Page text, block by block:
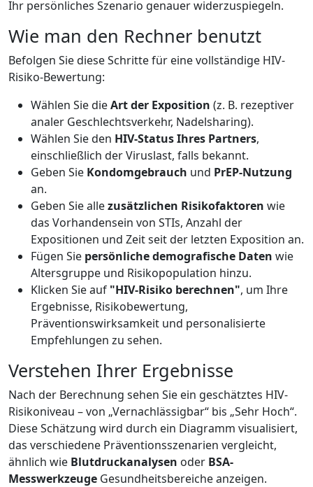
Ihr persönliches Szenario genauer widerzuspiegeln.
Wie man den Rechner benutzt
Befolgen Sie diese Schritte für eine vollständige HIV-
Risiko-Bewertung:
Wählen Sie dieArt der Exposition (z. B. rezeptiver
analer Geschlechtsverkehr, Nadelsharing).
Wählen Sie den HIV-Status Ihres Partners,
einschließlich der Viruslast, falls bekannt.
Geben Sie Kondomgebrauch und PrEP-Nutzung
an.
Geben Sie allezusätzlichen Risikofaktoren wie
das Vorhandensein von STIs, Anzahl der
Expositionen und Zeit seit der letzten Exposition an.
Fügen Sie persönliche demografische Daten wie
Altersgruppe und Risikopopulation hinzu.
Klicken Sie auf "HIV-Risiko berechnen", um Ihre
Ergebnisse, Risikobewertung,
Präventionswirksamkeit und personalisierte
Empfehlungen zu sehen.
Verstehen Ihrer Ergebnisse
Nach der Berechnung sehen Sie ein geschätztes HIV-
Risikoniveau – von „Vernachlässigbar“ bis „Sehr Hoch“.
Diese Schätzung wird durch ein Diagramm visualisiert,
das verschiedene Präventionsszenarien vergleicht,
ähnlich wie Blutdruckanalysen oder BSA-
Messwerkzeuge Gesundheitsbereiche anzeigen.